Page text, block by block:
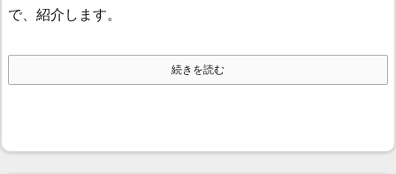
で、紹介します。
続きを読む